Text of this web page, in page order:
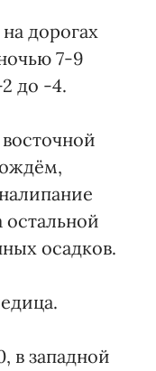
дорогах
7-9
до -4.
восточной
остальной
осадков.
в западной